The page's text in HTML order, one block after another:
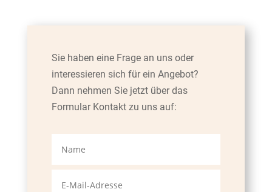
Sie haben eine Frage an uns oder
interessieren sich für ein Angebot?
Dann nehmen Sie jetzt über das
Formular Kontakt zu uns auf: